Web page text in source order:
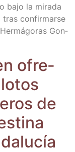
bajo la mira­da
tras con­fir­mar­se
Gon­
ofre­
de